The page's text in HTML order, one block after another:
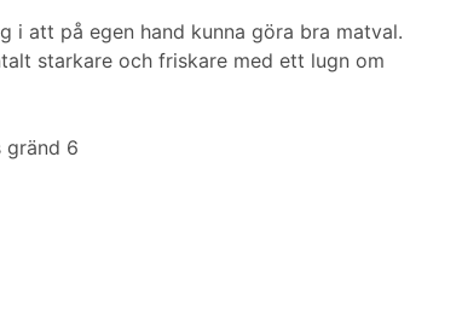
i att på egen hand kunna göra bra matval.
starkare och friskare med ett lugn om
gränd 6